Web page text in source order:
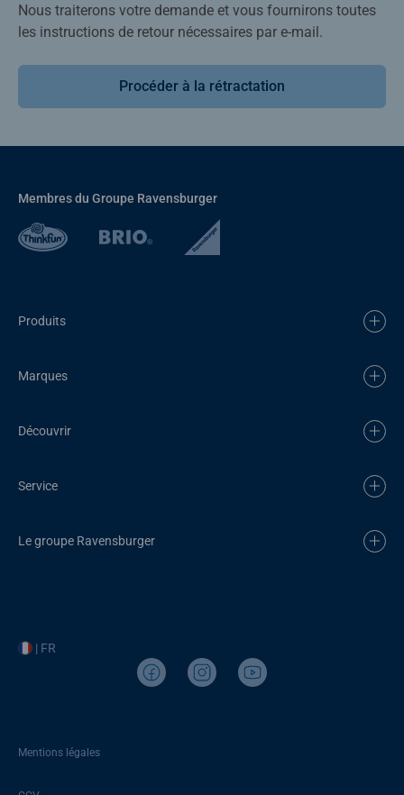
Nous traiterons votre demande et vous fournirons toutes
les instructions de retour nécessaires par e-mail.
Procéder à la rétractation
Membres du Groupe Ravensburger
Produits
Marques
Découvrir
Service
Le groupe Ravensburger
| FR
Mentions légales